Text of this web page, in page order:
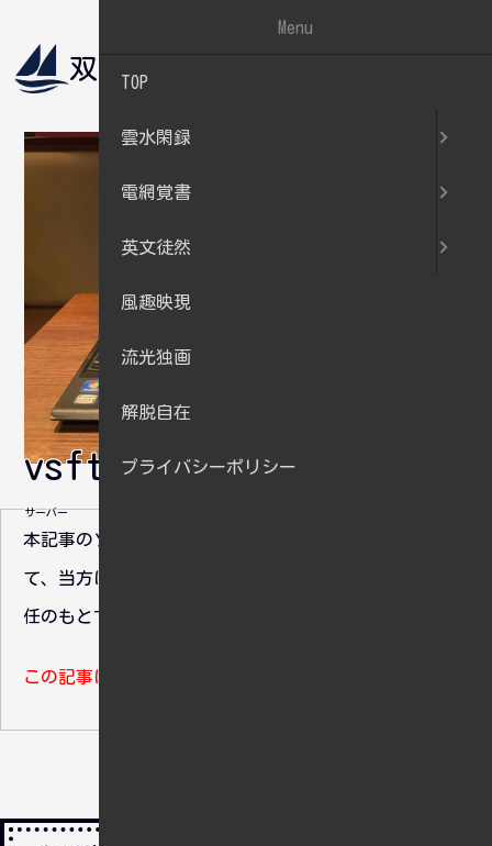
双帆遠影
vsftpdの設定
サーバー
本記事のソースコードの利用によって生じた損害につい
て、当方は一切の責任を負いません。ご自身の判断と責
任のもとで参照・ご利用ください。
この記事は最終更新から7年以上経過しています。
Menu
TOP
雲水閑録
電網覚書
英文徒然
風趣映現
流光独画
解脱自在
プライバシーポリシー